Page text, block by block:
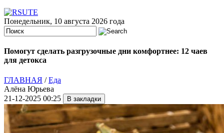
Понедельник, 10 августа 2026 года
Помогут сделать разгрузочные дни комфортнее: 12 чаев
для детокса
ГЛАВНАЯ /Еда
Алёна Юрьева
21-12-2025 00:25